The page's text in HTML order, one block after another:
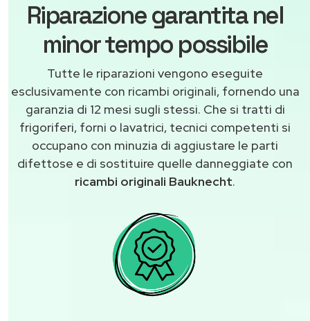
Riparazione garantita nel
minor tempo possibile
Tutte le riparazioni vengono eseguite
esclusivamente con ricambi originali, fornendo una
garanzia di 12 mesi sugli stessi. Che si tratti di
frigoriferi, forni o lavatrici, tecnici competenti si
occupano con minuzia di aggiustare le parti
difettose e di sostituire quelle danneggiate con
ricambi originali Bauknecht.